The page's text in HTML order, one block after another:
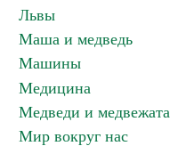
Львы
Маша и медведь
Машины
Медицина
Медведи и медвежата
Мир вокруг нас